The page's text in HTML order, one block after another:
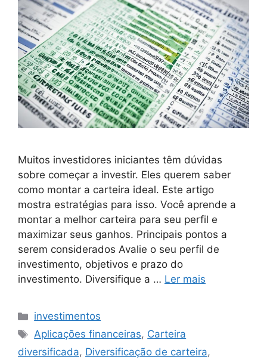
Muitos investidores iniciantes têm dúvidas
sobre começar a investir. Eles querem saber
como montar a carteira ideal. Este artigo
mostra estratégias para isso. Você aprende a
montar a melhor carteira para seu perfil e
maximizar seus ganhos. Principais pontos a
serem considerados Avalie o seu perfil de
investimento, objetivos e prazo do
investimento. Diversifique a … Ler mais
Categorias
investimentos
Tags
Aplicações financeiras, Carteira
diversificada, Diversificação de carteira,